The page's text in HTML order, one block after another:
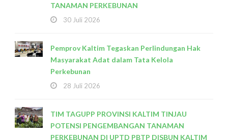
TANAMAN PERKEBUNAN
30 Juli 2026
Pemprov Kaltim Tegaskan Perlindungan Hak
Masyarakat Adat dalam Tata Kelola
Perkebunan
28 Juli 2026
TIM TAGUPP PROVINSI KALTIM TINJAU
POTENSI PENGEMBANGAN TANAMAN
PERKEBUNAN DI UPTD PBTP DISBUN KALTIM